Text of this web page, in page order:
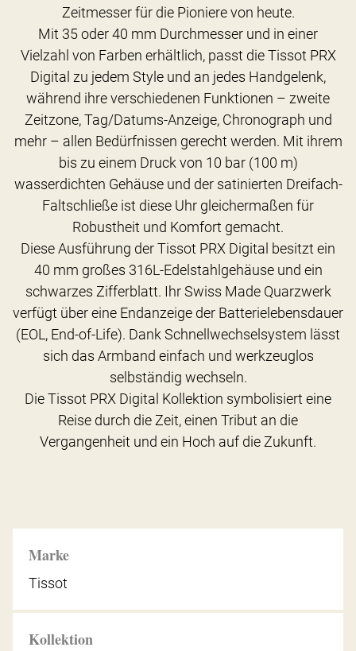
Marke
Tissot
Kollektion
Zeitmesser für die Pioniere von heute.
Mit 35 oder 40 mm Durchmesser und in einer
Vielzahl von Farben erhältlich, passt die Tissot PRX
Digital zu jedem Style und an jedes Handgelenk,
während ihre verschiedenen Funktionen – zweite
Zeitzone, Tag/Datums-Anzeige, Chronograph und
mehr – allen Bedürfnissen gerecht werden. Mit ihrem
bis zu einem Druck von 10 bar (100 m)
wasserdichten Gehäuse und der satinierten Dreifach-
Faltschließe ist diese Uhr gleichermaßen für
Robustheit und Komfort gemacht.
Diese Ausführung der Tissot PRX Digital besitzt ein
40 mm großes 316L-Edelstahlgehäuse und ein
schwarzes Zifferblatt. Ihr Swiss Made Quarzwerk
verfügt über eine Endanzeige der Batterielebensdauer
(EOL, End-of-Life). Dank Schnellwechselsystem lässt
sich das Armband einfach und werkzeuglos
selbständig wechseln.
Die Tissot PRX Digital Kollektion symbolisiert eine
Reise durch die Zeit, einen Tribut an die
Vergangenheit und ein Hoch auf die Zukunft.